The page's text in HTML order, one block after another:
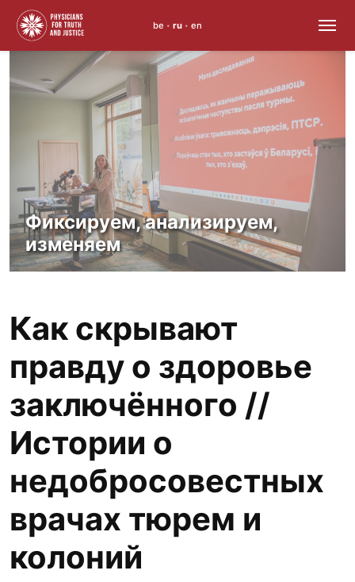
to
content
be • ru • en
Фиксируем, анализируем,
изменяем
Как скрывают
правду о здоровье
заключённого //
Истории о
недобросовестных
врачах тюрем и
колоний